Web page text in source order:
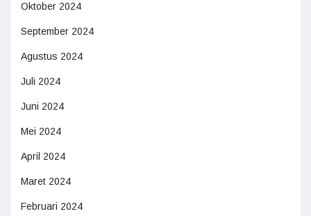
Oktober 2024
September 2024
Agustus 2024
Juli 2024
Juni 2024
Mei 2024
April 2024
Maret 2024
Februari 2024